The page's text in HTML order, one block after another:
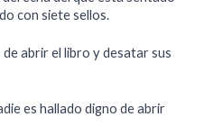
con siete sellos.
abrir el libro y desatar sus
es hallado digno de abrir